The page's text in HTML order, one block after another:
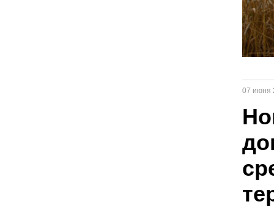
07 июня